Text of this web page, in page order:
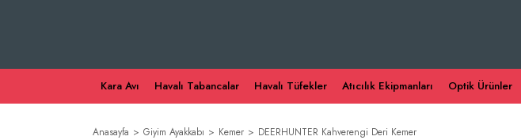
Kara Avı Havalı Tabancalar Havalı Tüfekler Atıcılık Ekipmanları Optik Ürünler
Anasayfa Giyim Ayakkabı Kemer DEERHUNTER Kahverengi Deri Kemer